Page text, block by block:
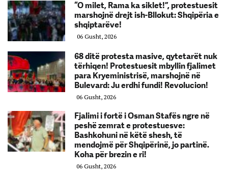
“O milet, Rama ka siklet!”, protestuesit
marshojnë drejt ish-Bllokut: Shqipëria e
shqiptarëve!
06 Gusht, 2026
68 ditë protesta masive, qytetarët nuk
tërhiqen! Protestuesit mbyllin fjalimet
para Kryeministrisë, marshojnë në
Bulevard: Ju erdhi fundi! Revolucion!
06 Gusht, 2026
Fjalimi i fortë i Osman Stafës ngre në
peshë zemrat e protestuesve:
Bashkohuni në këtë shesh, të
mendojmë për Shqipërinë, jo partinë.
Koha për brezin e ri!
06 Gusht, 2026